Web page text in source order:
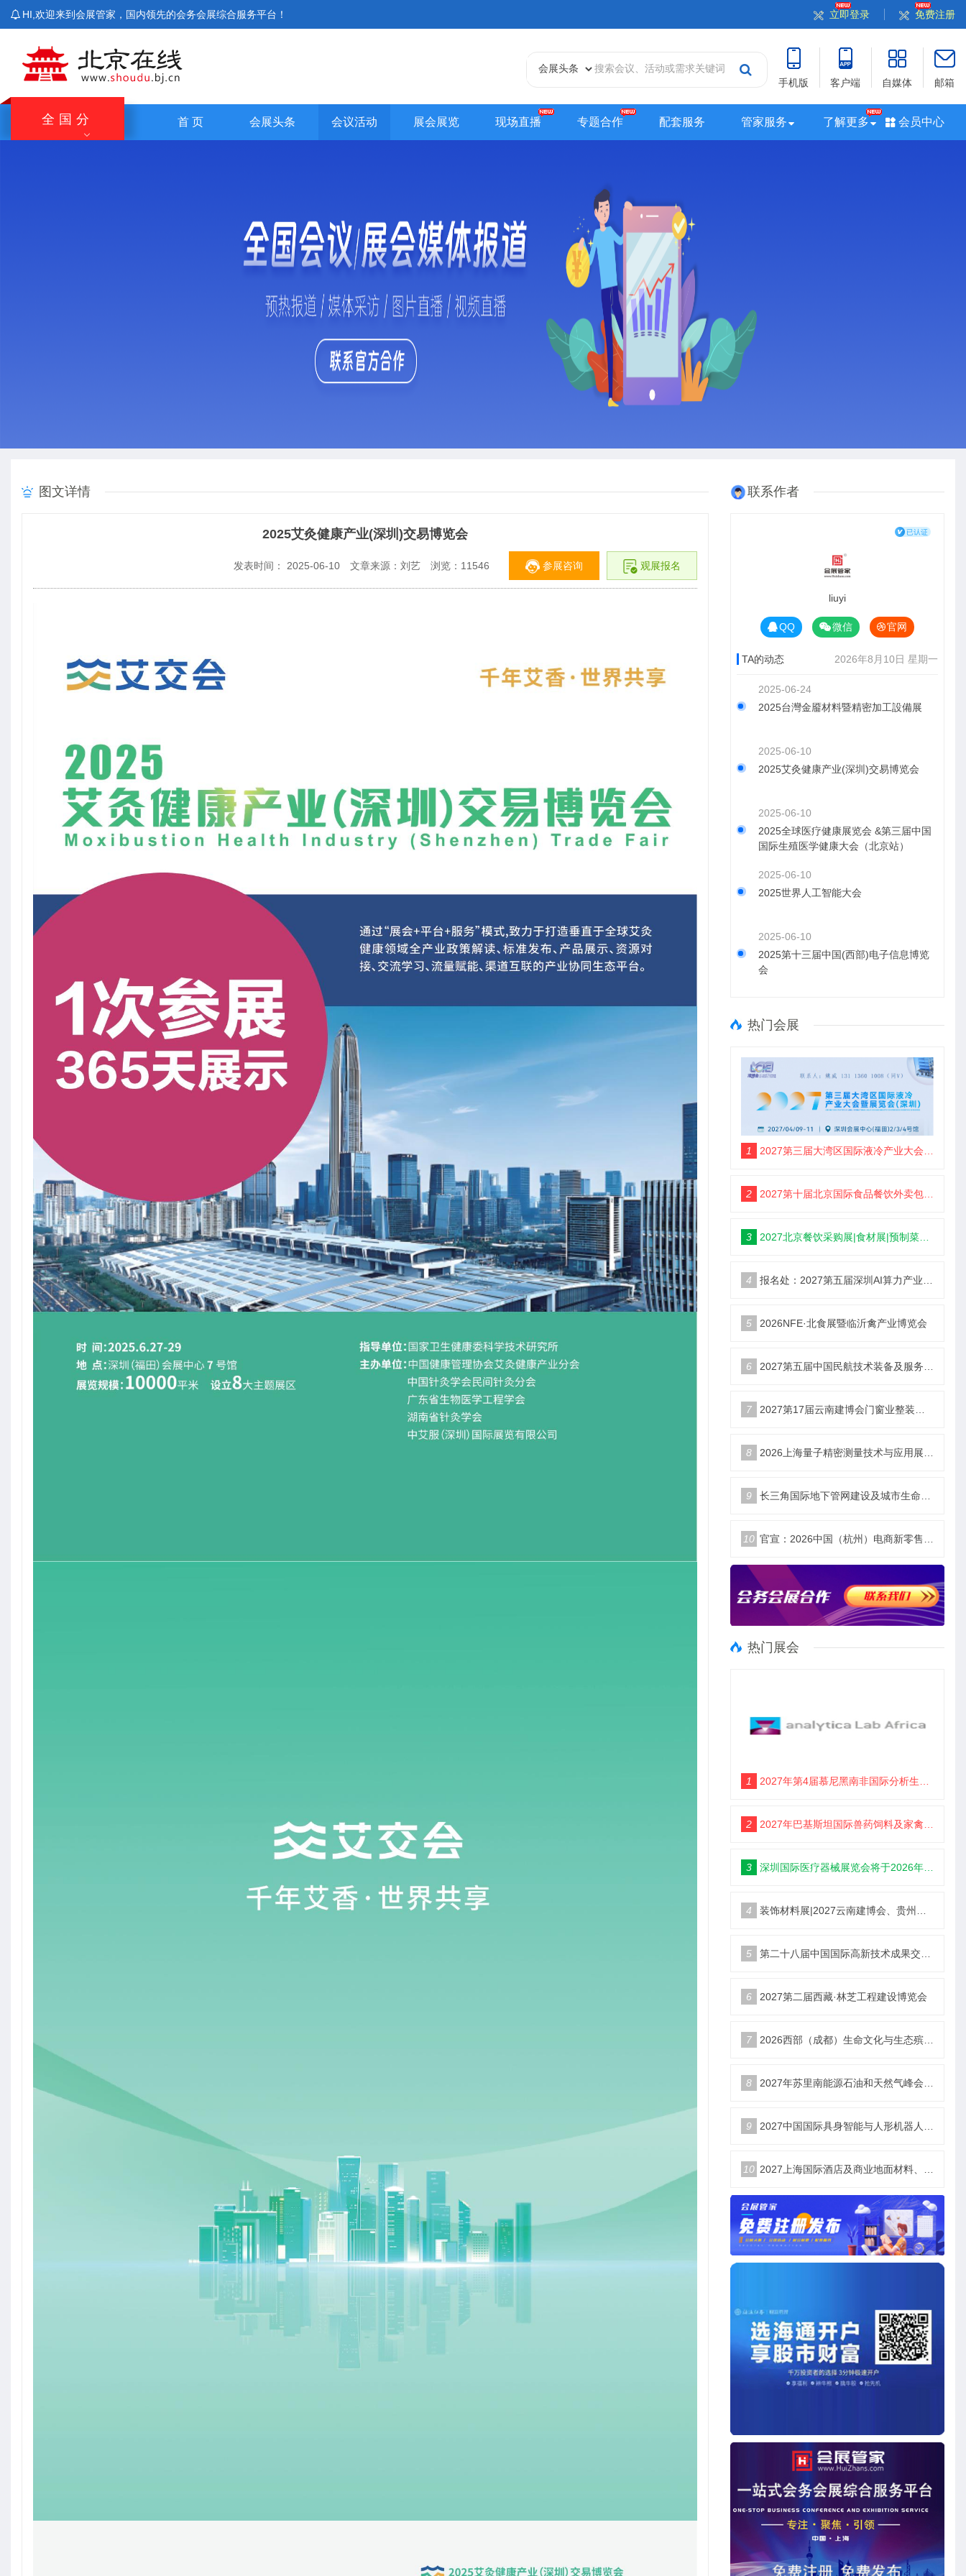
HI,欢迎来到会展管家，国内领先的会务会展综合服务平台！ 立即登录 免费注册
手机版 客户端 自媒体 邮箱
全国分 首 页 会展头条 会议活动 展会展览 现场直播 专题合作 配套服务 管家服务 了解更多 会员中心
台湾站
图文详情
2025艾灸健康产业(深圳)交易博览会
发表时间： 2025-06-10 文章来源：刘艺 浏览： 11546 参展咨询 观展报名
联系作者
liuyi
QQ 微信 官网
TA的动态 2026年8月10日 星期一
2025-06-24
2025台灣金靥材料暨精密加工設備展
2025-06-10
2025艾灸健康产业(深圳)交易博览会
2025-06-10
2025全球医疗健康展览会 &第三届中国
国际生殖医学健康大会（北京站）
2025-06-10
2025世界人工智能大会
2025-06-10
2025第十三届中国(西部)电子信息博览
会
热门会展
1 2027第三届大湾区国际液冷产业大会暨展览会(定档深圳)
2 2027第十届北京国际食品餐饮外卖包装展览会【定档5月】
3 2027北京餐饮采购展|食材展|预制菜展|调味品展
4 报名处：2027第五届深圳AI算力产业大会暨展览会
5 2026NFE·北食展暨临沂禽产业博览会
6 2027第五届中国民航技术装备及服务展_北京站
7 2027第17届云南建博会门窗业整装定制智能家居卫浴建材展会
8 2026上海量子精密测量技术与应用展将于11月10日开幕！
9 长三角国际地下管网建设及城市生命安全线展览会
10 官宣：2026中国（杭州）电商新零售品牌博览会
热门展会
1 2027年第4届慕尼黑南非国际分析生化博览会 （analytica Lab Africa 2027）
2 2027年巴基斯坦国际兽药饲料及家禽博览会
3 深圳国际医疗器械展览会将于2026年12月9日-11日举办
4 装饰材料展|2027云南建博会、贵州建博会
5 第二十八届中国国际高新技术成果交易会|智储未来 电联高交
6 2027第二届西藏·林芝工程建设博览会
7 2026西部（成都）生命文化与生态殡葬产业展览会
8 2027年苏里南能源石油和天然气峰会暨展览会（SEOGS）
9 2027中国国际具身智能与人形机器人展3月开幕
10 2027上海国际酒店及商业地面材料、整装定制、墙体材料及精品设计、智慧酒店、照明及智能控制博览会 展位火热销售中！